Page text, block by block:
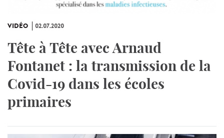
VIDÉO 02.07.2020
Tête à Tête avec Arnaud
Fontanet : la transmission de la
Covid-19 dans les écoles
primaires